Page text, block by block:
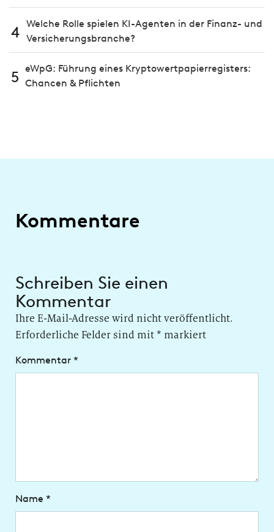
4 Welche Rolle spielen KI-Agenten in der Finanz- und
Versicherungsbranche?
5 eWpG: Führung eines Kryptowertpapierregisters:
Chancen & Pflichten
Kommentare
Schreiben Sie einen
Kommentar
Ihre E-Mail-Adresse wird nicht veröffentlicht.
Erforderliche Felder sind mit* markiert
Kommentar *
Name *